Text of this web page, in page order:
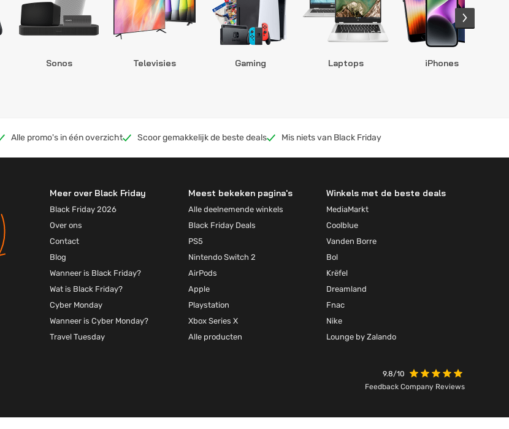
Sonos Televisies Gaming Laptops iPhones
Alle promo's in één overzicht Scoor gemakkelijk de beste deals Mis niets van Black Friday
Meer over Black Friday
Black Friday 2026
Over ons
Contact
Blog
Wanneer is Black Friday?
Wat is Black Friday?
Cyber Monday
Wanneer is Cyber Monday?
Travel Tuesday
Meest bekeken pagina's
Alle deelnemende winkels
Black Friday Deals
PS5
Nintendo Switch 2
AirPods
Apple
Playstation
Xbox Series X
Alle producten
Winkels met de beste deals
MediaMarkt
Coolblue
Vanden Borre
Bol
Krëfel
Dreamland
Fnac
Nike
Lounge by Zalando
9.8/10
Feedback Company Reviews